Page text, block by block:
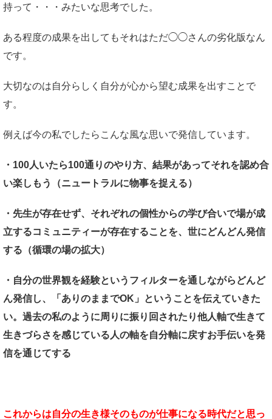
持って・・・みたいな思考でした。
ある程度の成果を出してもそれはただ◯◯さんの劣化版なん
です。
大切なのは自分らしく自分が心から望む成果を出すことで
す。
例えば今の私でしたらこんな風な思いで発信しています。
・100人いたら100通りのやり方、結果があってそれを認め合
い楽しもう（ニュートラルに物事を捉える）
・先生が存在せず、それぞれの個性からの学び合いで場が成
立するコミュニティーが存在することを、世にどんどん発信
する（循環の場の拡大）
・自分の世界観を経験というフィルターを通しながらどんど
ん発信し、「ありのままでOK」ということを伝えていきた
い。過去の私のように周りに振り回されたり他人軸で生きて
生きづらさを感じている人の軸を自分軸に戻すお手伝いを発
信を通じてする
これからは自分の生き様そのものが仕事になる時代だと思っ